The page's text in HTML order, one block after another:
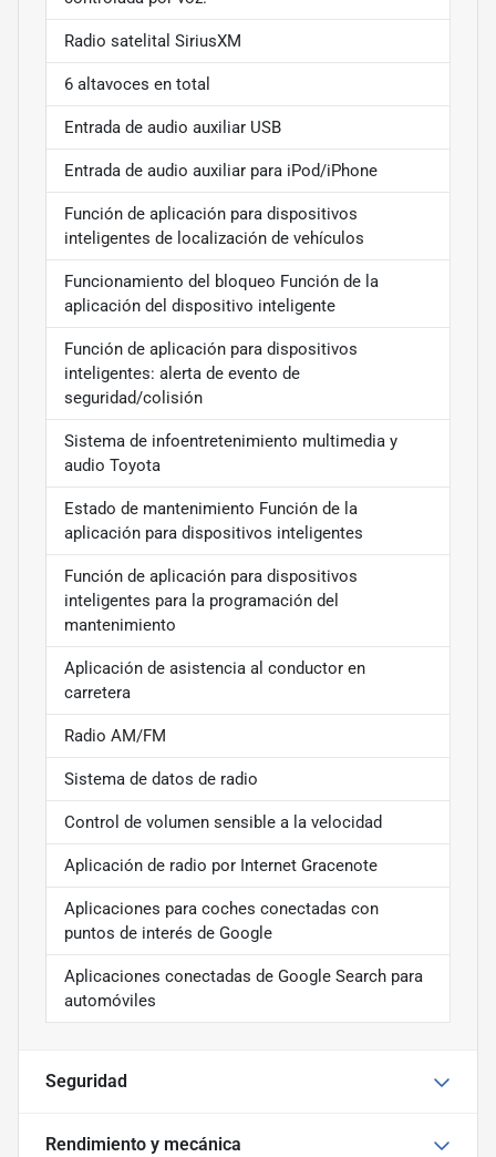
Radio satelital SiriusXM
6 altavoces en total
Entrada de audio auxiliar USB
Entrada de audio auxiliar para iPod/iPhone
Función de aplicación para dispositivos
inteligentes de localización de vehículos
Funcionamiento del bloqueo Función de la
aplicación del dispositivo inteligente
Función de aplicación para dispositivos
inteligentes: alerta de evento de
seguridad/colisión
Sistema de infoentretenimiento multimedia y
audio Toyota
Estado de mantenimiento Función de la
aplicación para dispositivos inteligentes
Función de aplicación para dispositivos
inteligentes para la programación del
mantenimiento
Aplicación de asistencia al conductor en
carretera
Radio AM/FM
Sistema de datos de radio
Control de volumen sensible a la velocidad
Aplicación de radio por Internet Gracenote
Aplicaciones para coches conectadas con
puntos de interés de Google
Aplicaciones conectadas de Google Search para
automóviles
Seguridad
Rendimiento y mecánica